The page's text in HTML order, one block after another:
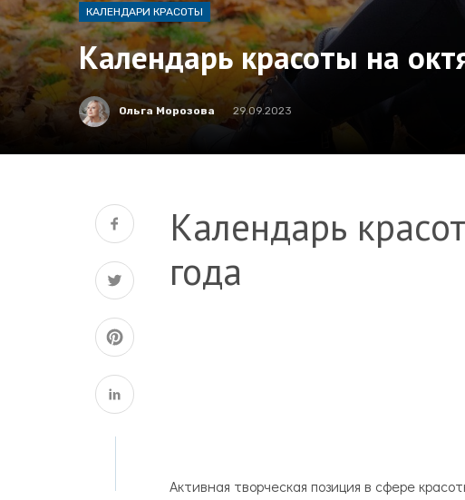
КАЛЕНДАРИ КРАСОТЫ
Календарь красоты на
Ольга Морозова 29.09.2023
Календарь
года
Активная творческая позиция в сфере